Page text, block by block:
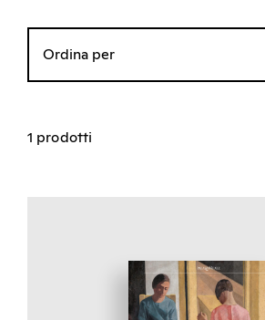
Ordina per
1 prodotti